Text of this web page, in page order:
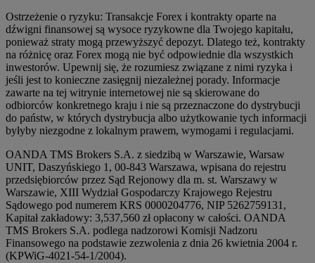
Ostrzeżenie o ryzyku: Transakcje Forex i kontrakty oparte na
dźwigni finansowej są wysoce ryzykowne dla Twojego kapitału,
ponieważ straty mogą przewyższyć depozyt. Dlatego też, kontrakty
na różnicę oraz Forex mogą nie być odpowiednie dla wszystkich
inwestorów. Upewnij się, że rozumiesz związane z nimi ryzyka i
jeśli jest to konieczne zasięgnij niezależnej porady. Informacje
zawarte na tej witrynie internetowej nie są skierowane do
odbiorców konkretnego kraju i nie są przeznaczone do dystrybucji
do państw, w których dystrybucja albo użytkowanie tych informacji
byłyby niezgodne z lokalnym prawem, wymogami i regulacjami.
OANDA TMS Brokers S.A. z siedzibą w Warszawie, Warsaw
UNIT, Daszyńskiego 1, 00-843 Warszawa, wpisana do rejestru
przedsiębiorców przez Sąd Rejonowy dla m. st. Warszawy w
Warszawie, XIII Wydział Gospodarczy Krajowego Rejestru
Sądowego pod numerem KRS 0000204776, NIP 5262759131,
Kapitał zakładowy: 3,537,560 zł opłacony w całości. OANDA
TMS Brokers S.A. podlega nadzorowi Komisji Nadzoru
Finansowego na podstawie zezwolenia z dnia 26 kwietnia 2004 r.
(KPWiG-4021-54-1/2004).